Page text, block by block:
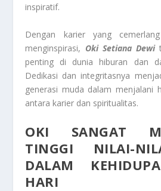
inspiratif.
Dengan karier yang
menginspirasi, Oki Setiana Dewi
penting di dunia hiburan dan
Dedikasi dan integritasnya
generasi muda dalam menjalani
antara karier dan spiritualitas.
OKI SANGAT
TINGGI NILAI-
DALAM
HARI